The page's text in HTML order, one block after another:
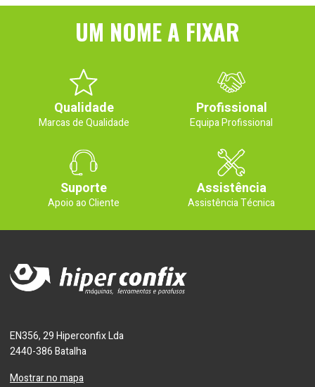
UM NOME A FIXAR
Qualidade
Marcas de Qualidade
Profissional
Equipa Profissional
Suporte
Apoio ao Cliente
Assistência
Assistência Técnica
EN356, 29 Hiperconfix Lda
2440-386 Batalha
Mostrar no mapa